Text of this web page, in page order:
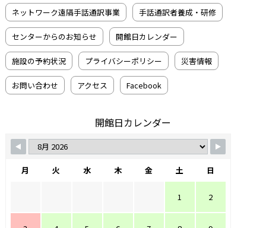
ネットワーク遠隔手話通訳事業 手話通訳者養成・研修
センターからのお知らせ 開館日カレンダー
施設の予約状況 プライバシーポリシー 災害情報
お問い合わせ アクセス Facebook
開館日カレンダー
月 火 水 木 金 土 日
1 2